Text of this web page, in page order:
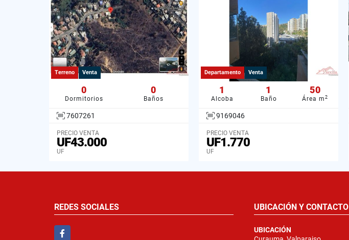
Terreno Venta
0
Dormitorios
0
Baños
7607261
PRECIO VENTA
UF43.000
UF
Departamento Venta
1
Alcoba
1
Baño
50
Área m 2
9169046
PRECIO VENTA
UF1.770
UF
REDES SOCIALES
Facebook
UBICACIÓN Y CONTACTO
UBICACIÓN